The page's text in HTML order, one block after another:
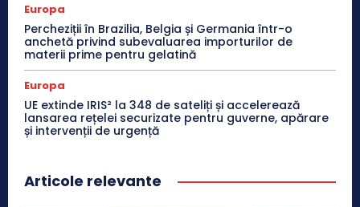
Europa
Percheziții în Brazilia, Belgia și Germania într-o
anchetă privind subevaluarea importurilor de
materii prime pentru gelatină
Europa
UE extinde IRIS² la 348 de sateliți și accelerează
lansarea rețelei securizate pentru guverne, apărare
și intervenții de urgență
Articole relevante